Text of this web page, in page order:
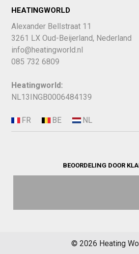
HEATINGWORLD
Alexander Bellstraat 11
3261 LX Oud-Beijerland, Nederland
info@heatingworld.nl
085 732 6809
Heatingworld:
NL13INGB0006484139
BEOORDELING DOOR
© 2026 Heating